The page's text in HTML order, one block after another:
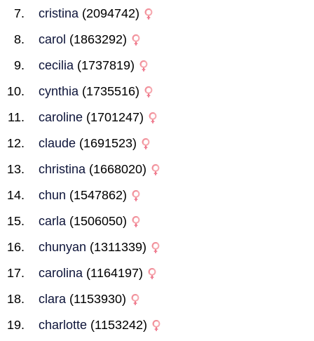
cristina (2094742)
carol (1863292)
cecilia (1737819)
cynthia (1735516)
caroline (1701247)
claude (1691523)
christina (1668020)
chun (1547862)
carla (1506050)
chunyan (1311339)
carolina (1164197)
clara (1153930)
charlotte (1153242)